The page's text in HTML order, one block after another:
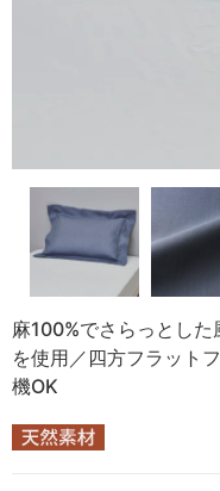
麻100%でさらっとし
を使用／四方フラット
機OK